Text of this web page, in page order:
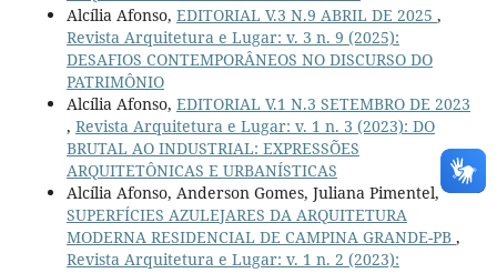
Alcília Afonso, EDITORIAL V.3 N.9 ABRIL DE 2025 ,
Revista Arquitetura e Lugar: v. 3 n. 9 (2025):
DESAFIOS CONTEMPORÂNEOS NO DISCURSO DO
PATRIMÔNIO
Alcília Afonso, EDITORIAL V.1 N.3 SETEMBRO DE 2023
, Revista Arquitetura e Lugar: v. 1 n. 3 (2023): DO
BRUTAL AO INDUSTRIAL: EXPRESSÕES
ARQUITETÔNICAS E URBANÍSTICAS
Alcília Afonso, Anderson Gomes, Juliana Pimentel,
SUPERFÍCIES AZULEJARES DA ARQUITETURA
MODERNA RESIDENCIAL DE CAMPINA GRANDE-PB ,
Revista Arquitetura e Lugar: v. 1 n. 2 (2023):